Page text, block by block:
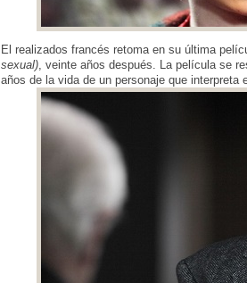
El realizados francés retoma en su última
sexual), veinte años después. La película se
años de la vida de un personaje que interpreta